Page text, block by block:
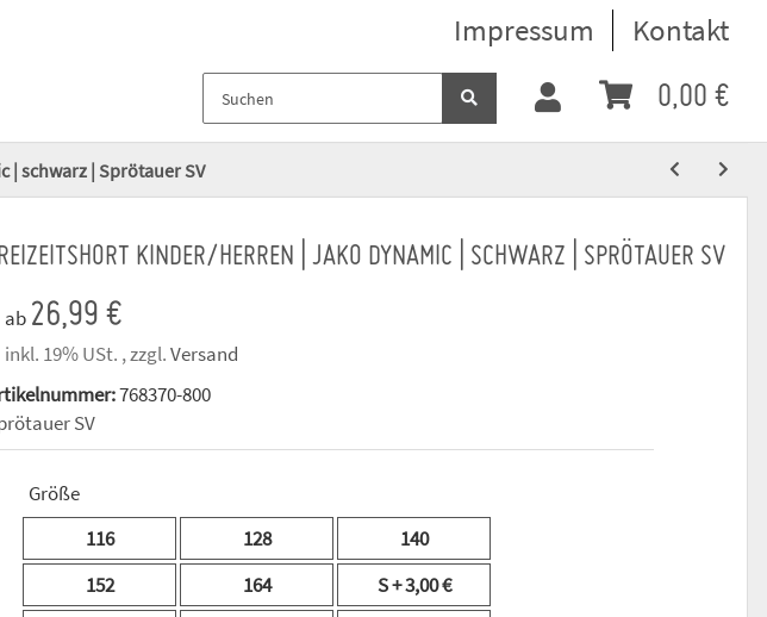
Impressum Kontakt
0,00 €
| schwarz | Sprötauer SV
KINDER/HERREN | JAKO DYNAMIC | SCHWARZ | SPRÖTAUER SV
ab 26,99 €
inkl. 19% USt. , zzgl.Versand
768370-800
SV
Größe
116
128
140
152
164 S+ 3,00 €